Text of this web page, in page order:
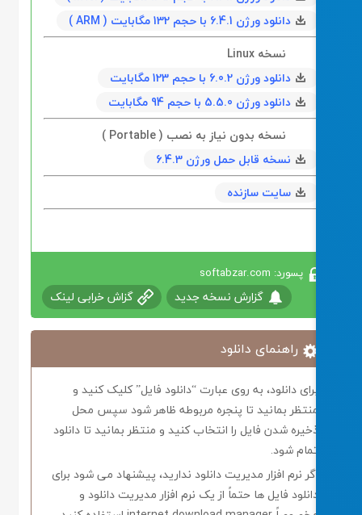
دانلود ورژن 6.4.1 با حجم 132 مگابايت ( ARM )
دانلود ورژن 6.0.2 با حجم 123 مگابايت
دانلود ورژن 5.5.0 با حجم 94 مگابايت
نسخه بدون نیاز به نصب ( Portable )
نسخه قابل حمل ورژن 6.4.3
سایت سازنده
گزارش نسخه جدید گزاش خرابی لینک
راهنمای دانلود
دانلود، به روی عبارت “دانلود فایل” کلیک کنید و
بمانید تا پنجره مربوطه ظاهر شود سپس محل
شدن فایل را انتخاب کنید و منتظر بمانید تا دانلود
نرم افزار مدیریت دانلود ندارید، پیشنهاد می شود برای
فایل ها حتماً از یک نرم افزار مدیریت دانلود و